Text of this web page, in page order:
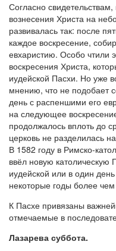
Согласно
вознесения Христа на
развивалась так: после
каждое воскресение,
евхаристию. Особо чтили
воскресения Христа,
иудейской Пасхи. Но уже
мнению, что не подобает
день с распеншими его
на следующее
продолжалось вплоть до
церковь не разделилась
В 1582 году в Римско-
ввёл новую католическую
иудейской или в один
некоторые годы более
К Пасхе привязаны
отмечаемые в
Лазарева суббота.